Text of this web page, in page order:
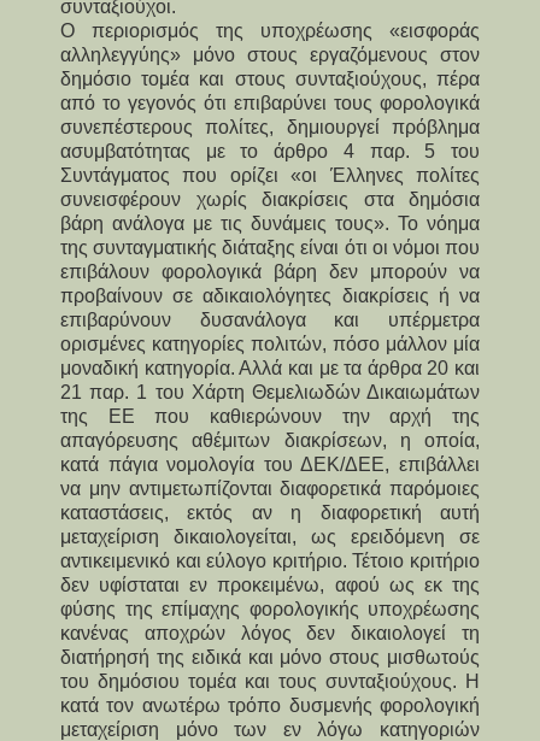
συνταξιούχοι.
Ο περιορισμός της υποχρέωσης «εισφοράς
αλληλεγγύης» μόνο στους εργαζόμενους στον
δημόσιο τομέα και στους συνταξιούχους, πέρα
από το γεγονός ότι επιβαρύνει τους φορολογικά
συνεπέστερους πολίτες, δημιουργεί πρόβλημα
ασυμβατότητας με το άρθρο 4 παρ. 5 του
Συντάγματος που ορίζει «οι Έλληνες πολίτες
συνεισφέρουν χωρίς διακρίσεις στα δημόσια
βάρη ανάλογα με τις δυνάμεις τους». Το νόημα
της συνταγματικής διάταξης είναι ότι οι νόμοι που
επιβάλουν φορολογικά βάρη δεν μπορούν να
προβαίνουν σε αδικαιολόγητες διακρίσεις ή να
επιβαρύνουν δυσανάλογα και υπέρμετρα
ορισμένες κατηγορίες πολιτών, πόσο μάλλον μία
μοναδική κατηγορία. Αλλά και με τα άρθρα 20 και
21 παρ. 1 του Χάρτη Θεμελιωδών Δικαιωμάτων
της ΕΕ που καθιερώνουν την αρχή της
απαγόρευσης αθέμιτων διακρίσεων, η οποία,
κατά πάγια νομολογία του ΔΕΚ/ΔΕΕ, επιβάλλει
να μην αντιμετωπίζονται διαφορετικά παρόμοιες
καταστάσεις, εκτός αν η διαφορετική αυτή
μεταχείριση δικαιολογείται, ως ερειδόμενη σε
αντικειμενικό και εύλογο κριτήριο. Τέτοιο κριτήριο
δεν υφίσταται εν προκειμένω, αφού ως εκ της
φύσης της επίμαχης φορολογικής υποχρέωσης
κανένας αποχρών λόγος δεν δικαιολογεί τη
διατήρησή της ειδικά και μόνο στους μισθωτούς
του δημόσιου τομέα και τους συνταξιούχους. Η
κατά τον ανωτέρω τρόπο δυσμενής φορολογική
μεταχείριση μόνο των εν λόγω κατηγοριών